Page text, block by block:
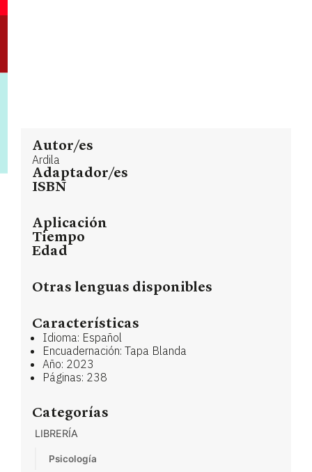
Autor/es
Ardila
Adaptador/es
ISBN
Aplicación
Tiempo
Edad
Otras lenguas disponibles
Características
Idioma: Español
Encuadernación: Tapa Blanda
Año: 2023
Páginas: 238
Categorías
LIBRERÍA
Psicología